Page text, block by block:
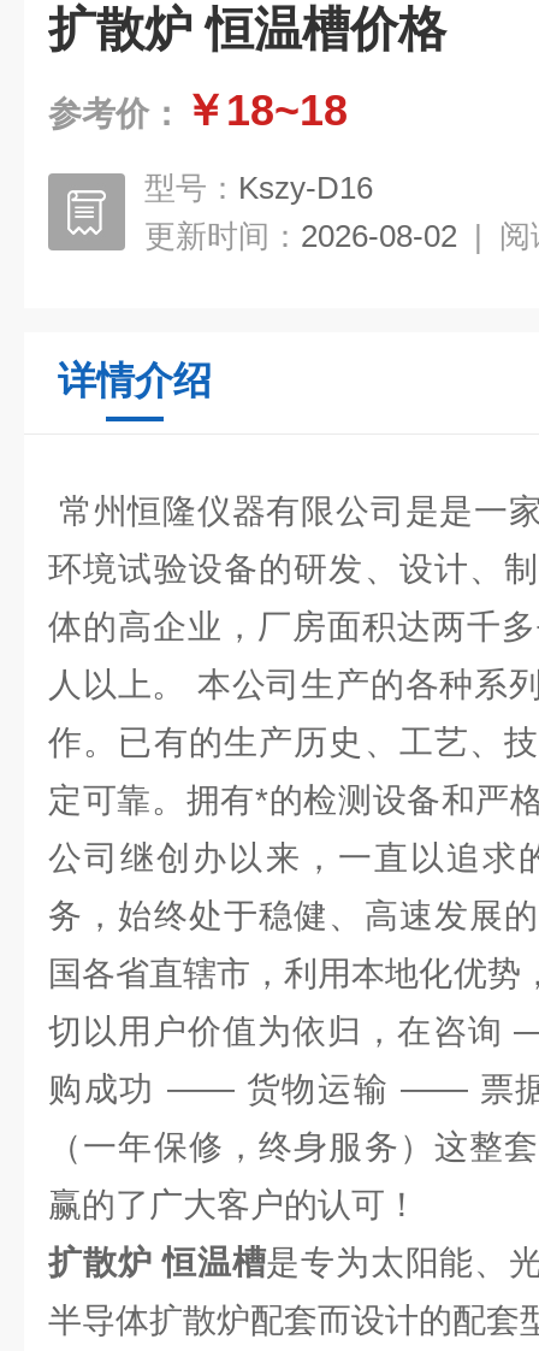
扩散炉 恒温槽价格
参考价： ￥18~18
型号： Kszy-D16
更新时间： 2026-08-02 | 阅
详情介绍
常州恒隆仪器有限公司是是一
环境试验设备的研发、设计、
体的高企业，厂房面积达两千
人以上。 本公司生产的各种系
作。已有的生产历史、工艺、
定可靠。拥有*的检测设备和严
公司继创办以来，一直以追求
务，始终处于稳健、高速发展
国各省直辖市，利用本地化优势
切以用户价值为依归，在咨
购成功 —— 货物运输 —— 票
（一年保修，终身服务）这整
赢的了广大客户的认可！
扩散炉 恒温槽是专为太阳能、
半导体扩散炉配套而设计的配套